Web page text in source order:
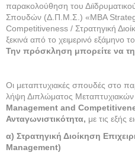
παρακολούθηση του
Σπουδών (Δ.Π.Μ.Σ.) «MBA
Competitiveness / Στρατηγική
ξεκινά από το χειμερινό εξάμηνο
Την πρόσκληση μπορείτε να
Οι μεταπτυχιακές σπουδές στο
λήψη Διπλώματος
Management and
Ανταγωνιστικότητα, με τις εξής
α) Στρατηγική Διοίκηση
Management)